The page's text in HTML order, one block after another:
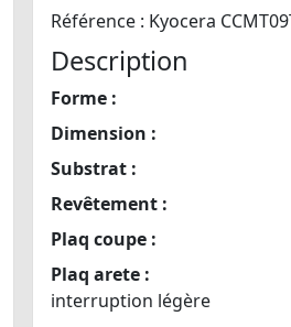
Référence : Kyocera
Description
Forme :
Dimension :
Substrat :
Revêtement :
Plaq coupe :
Plaq arete :
interruption légère